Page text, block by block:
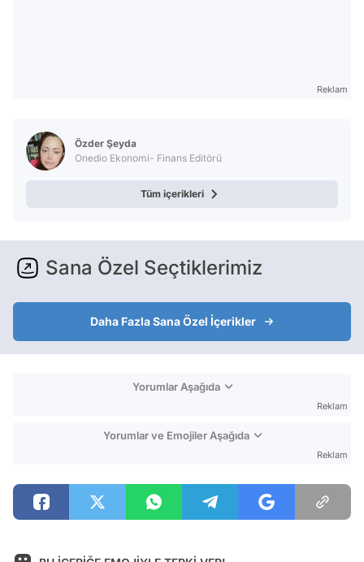
Reklam
Özder Şeyda
Onedio Ekonomi- Finans Editörü
Tüm içerikleri
Sana Özel Seçtiklerimiz
Daha Fazla Sana Özel İçerikler
Yorumlar Aşağıda
Reklam
Yorumlar ve Emojiler Aşağıda
Reklam